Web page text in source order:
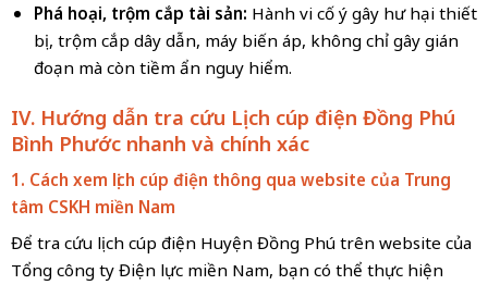
Phá hoại, trộm cắp tài sản: Hành vi cố ý gây hư hại thiết
bị, trộm cắp dây dẫn, máy biến áp, không chỉ gây gián
đoạn mà còn tiềm ẩn nguy hiểm.
IV. Hướng dẫn tra cứu Lịch cúp điện Đồng Phú
Bình Phước nhanh và chính xác
1. Cách xem lịch cúp điện thông qua website của Trung
tâm CSKH miền Nam
Để tra cứu lịch cúp điện Huyện Đồng Phú trên website của
Tổng công ty Điện lực miền Nam, bạn có thể thực hiện